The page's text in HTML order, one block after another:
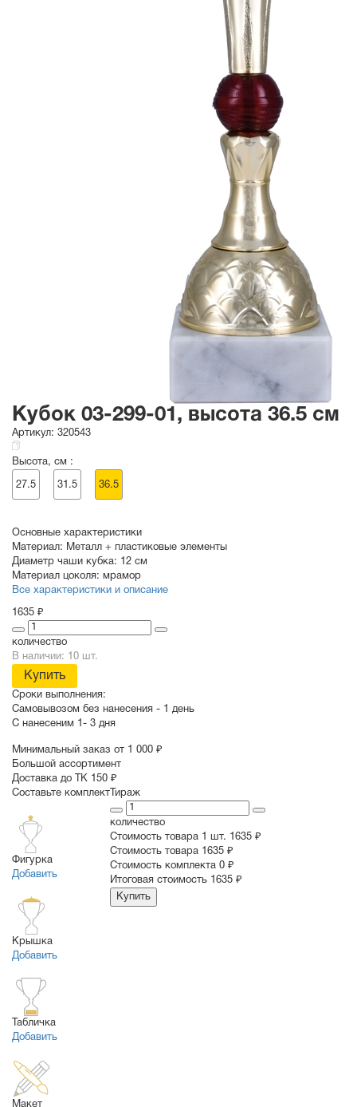
Кубок 03-299-01, высота 36.5 см
Артикул: 320543
Высота, см :
27.5 31.5 36.5
Основные характеристики
Материал: Металл + пластиковые элементы
Диаметр чаши кубка: 12 см
Материал цоколя: мрамор
Все характеристики и описание
1635 ₽
количество
В наличии: 10 шт.
Купить
Сроки выполнения:
Самовывозом без нанесения - 1 день
С нанесеним 1- 3 дня
Минимальный заказ от 1 000 ₽
Большой ассортимент
Доставка до ТК 150 ₽
Составьте комплект
Фигурка
Добавить
Крышка
Добавить
Табличка
Добавить
Макет
Тираж
количество
Стоимость товара 1 шт. 1635 ₽
Cтоимость товара 1635 ₽
Стоимость комплекта 0 ₽
Итоговая стоимость 1635 ₽
Купить